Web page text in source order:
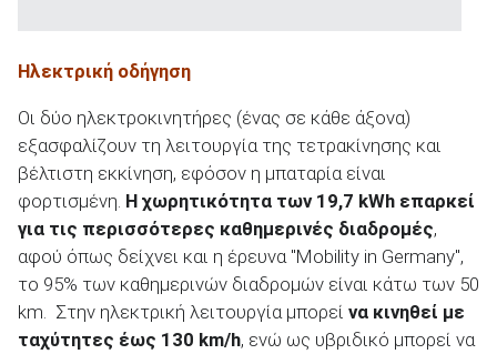
Ηλεκτρική οδήγηση
Οι δύο ηλεκτροκινητήρες (ένας σε κάθε άξονα)
εξασφαλίζουν τη λειτουργία της τετρακίνησης και
βέλτιστη εκκίνηση, εφόσον η μπαταρία είναι
φορτισμένη. Η χωρητικότητα των 19,7 kWh επαρκεί
για τις περισσότερες καθημερινές διαδρομές,
αφού όπως δείχνει και η έρευνα "Mobility in Germany",
το 95% των καθημερινών διαδρομών είναι κάτω των 50
km. Στην ηλεκτρική λειτουργία μπορεί να κινηθεί με
ταχύτητες έως 130 km/h, ενώ ως υβριδικό μπορεί να